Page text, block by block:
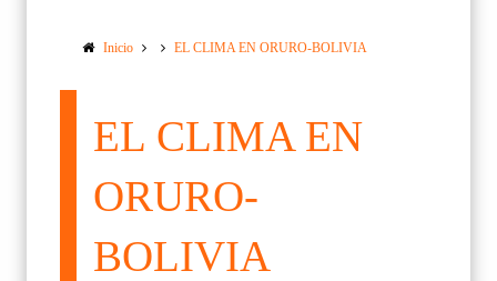
Inicio EL CLIMA EN ORURO-BOLIVIA
EL CLIMA EN
ORURO-
BOLIVIA